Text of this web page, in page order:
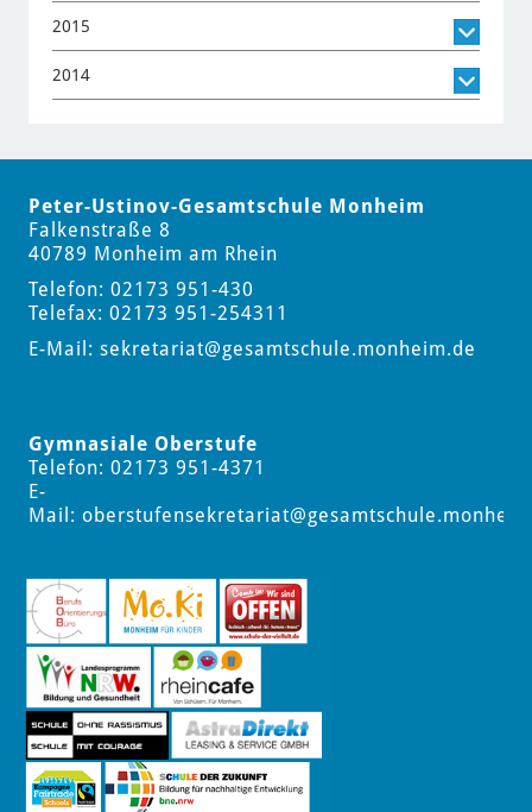
2015
2014
Peter-Ustinov-Gesamtschule Monheim
Falkenstraße 8
40789 Monheim am Rhein
Telefon: 02173 951-430
Telefax: 02173 951-254311
E-Mail: sekretariat@gesamtschule.monheim.de
Gymnasiale Oberstufe
Telefon: 02173 951-4371
E-
Mail: oberstufensekretariat